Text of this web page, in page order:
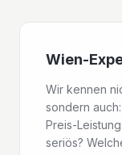
Wien-
Wir kennen
sondern
Preis-
seriös?